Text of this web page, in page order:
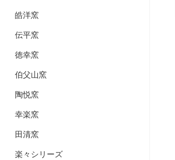
皓洋窯
伝平窯
徳幸窯
伯父山窯
陶悦窯
幸楽窯
田清窯
楽々シリーズ